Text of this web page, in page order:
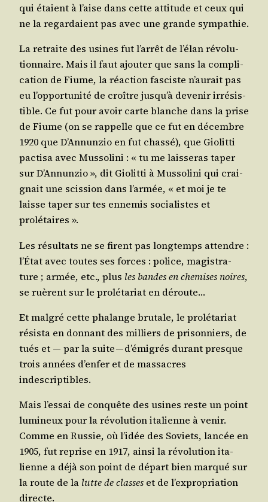
qui étaient à l’aise dans cette atti­tude et ceux qui
ne la regar­daient pas avec une grande sympathie.
La retraite des usines fut l’ar­rêt de l’é­lan révo­lu­
tion­naire. Mais il faut ajou­ter que sans la com­pli­
ca­tion de Fiume, la réac­tion fas­ciste n’au­rait pas
eu l’op­por­tu­ni­té de croître jus­qu’à deve­nir irré­sis­
tible. Ce fut pour avoir carte blanche dans la prise
de Fiume (on se rap­pelle que ce fut en décembre
1920 que D’An­nun­zio en fut chas­sé), que Gio­lit­ti
pac­ti­sa avec Mus­so­li­ni : « tu me lais­se­ras taper
sur D’An­nun­zio », dit Gio­lit­ti à Mus­so­li­ni qui crai­
gnait une scis­sion dans l’ar­mée, « et moi je te
laisse taper sur tes enne­mis socia­listes et
prolétaires ».
Les résul­tats ne se firent pas long­temps attendre :
l’É­tat avec toutes ses forces : police, magis­tra­
ture ; armée, etc., plus les bandes en che­mises noires,
se ruèrent sur le pro­lé­ta­riat en déroute…
Et mal­gré cette pha­lange bru­tale, le pro­lé­ta­riat
résis­ta en don­nant des mil­liers de pri­son­niers, de
tués et ― par la suite — d’é­mi­grés durant presque
trois années d’en­fer et de mas­sacres
indescriptibles.
Mais l’es­sai de conquête des usines reste un point
lumi­neux pour la révo­lu­tion ita­lienne à venir.
Comme en Rus­sie, où l’i­dée des Soviets, lan­cée en
1905, fut reprise en 1917, ain­si la révo­lu­tion ita­
lienne a déjà son point de départ bien mar­qué sur
la route de la lutte de classes et de l’ex­pro­pria­tion
directe.